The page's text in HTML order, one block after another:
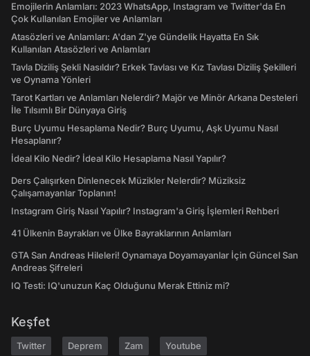
Emojilerin Anlamları: 2023 WhatsApp, Instagram ve Twitter'da En
Çok Kullanılan Emojiler ve Anlamları
Atasözleri ve Anlamları: A'dan Z'ye Gündelik Hayatta En Sık
Kullanılan Atasözleri ve Anlamları
Tavla Diziliş Şekli Nasıldır? Erkek Tavlası ve Kız Tavlası Diziliş Şekilleri
ve Oynama Yönleri
Tarot Kartları ve Anlamları Nelerdir? Majör ve Minör Arkana Desteleri
İle Tılsımlı Bir Dünyaya Giriş
Burç Uyumu Hesaplama Nedir? Burç Uyumu, Aşk Uyumu Nasıl
Hesaplanır?
İdeal Kilo Nedir? İdeal Kilo Hesaplama Nasıl Yapılır?
Ders Çalışırken Dinlenecek Müzikler Nelerdir? Müziksiz
Çalışamayanlar Toplanın!
Instagram Giriş Nasıl Yapılır? Instagram'a Giriş İşlemleri Rehberi
41 Ülkenin Bayrakları ve Ülke Bayraklarının Anlamları
GTA San Andreas Hileleri! Oynamaya Doyamayanlar İçin Güncel San
Andreas Şifreleri
IQ Testi: IQ'unuzun Kaç Olduğunu Merak Ettiniz mi?
Keşfet
Twitter Deprem Zam Youtube